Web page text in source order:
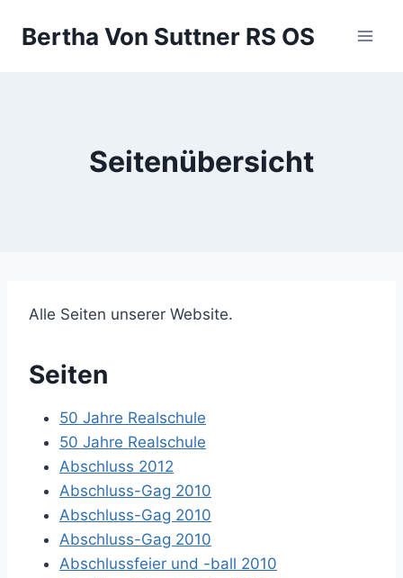
InhaltBertha Von Suttner RS OS
Seitenübersicht
Alle Seiten unserer Website.
Seiten
50 Jahre Realschule
50 Jahre Realschule
Abschluss 2012
Abschluss-Gag 2010
Abschluss-Gag 2010
Abschluss-Gag 2010
Abschlussfeier und -ball 2010